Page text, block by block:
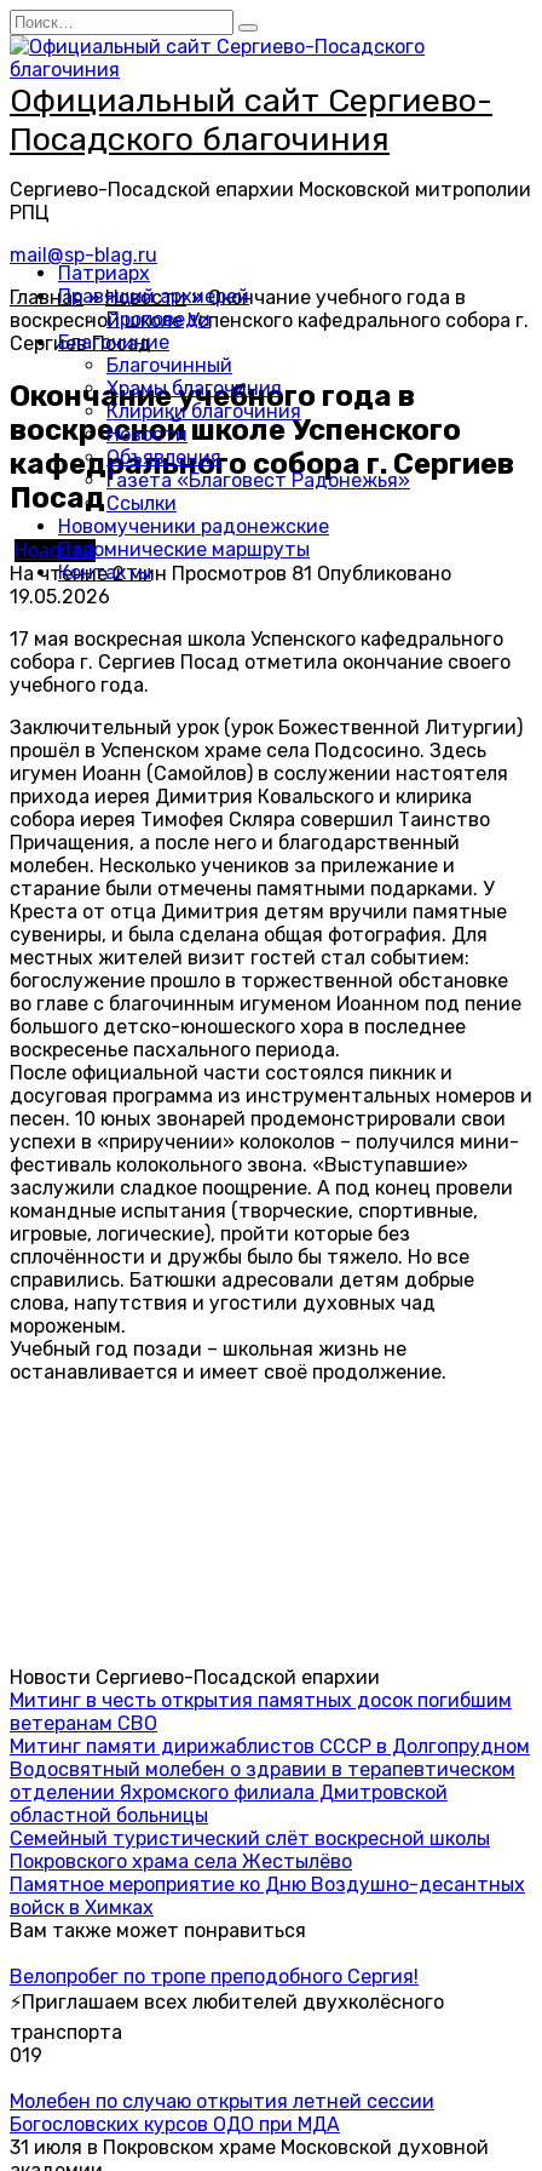
Перейти
к
содержанию
Search
for:
Официальный сайт Сергиево-
Посадского благочиния
Сергиево-Посадской епархии Московской митрополии
РПЦ
mail@sp-blag.ru
Патриарх
Правящий архиерей
Проповеди
Благочиние
Благочинный
Храмы благочиния
Клирики благочиния
Новости
Объявления
Газета «Благовест Радонежья»
Ссылки
Новомученики радонежские
Паломнические маршруты
Контакты
Главная » Новости » Окончание учебного года в
воскресной школе Успенского кафедрального собора г.
Сергиев Посад
Окончание учебного года в
воскресной школе Успенского
кафедрального собора г. Сергиев
Посад
Новости
На чтение2 мин Просмотров 81 Опубликовано
19.05.2026
17 мая воскресная школа Успенского кафедрального
собора г. Сергиев Посад отметила окончание своего
учебного года.
Заключительный урок (урок Божественной Литургии)
прошёл в Успенском храме села Подсосино. Здесь
игумен Иоанн (Самойлов) в сослужении настоятеля
прихода иерея Димитрия Ковальского и клирика
собора иерея Тимофея Скляра совершил Таинство
Причащения, а после него и благодарственный
молебен. Несколько учеников за прилежание и
старание были отмечены памятными подарками. У
Креста от отца Димитрия детям вручили памятные
сувениры, и была сделана общая фотография. Для
местных жителей визит гостей стал событием:
богослужение прошло в торжественной обстановке
во главе с благочинным игуменом Иоанном под пение
большого детско-юношеского хора в последнее
воскресенье пасхального периода.
После официальной части состоялся пикник и
досуговая программа из инструментальных номеров и
песен. 10 юных звонарей продемонстрировали свои
успехи в «приручении» колоколов – получился мини-
фестиваль колокольного звона. «Выступавшие»
заслужили сладкое поощрение. А под конец провели
командные испытания (творческие, спортивные,
игровые, логические), пройти которые без
сплочённости и дружбы было бы тяжело. Но все
справились. Батюшки адресовали детям добрые
слова, напутствия и угостили духовных чад
мороженым.
Учебный год позади – школьная жизнь не
останавливается и имеет своё продолжение.
Новости Сергиево-Посадской епархии
Митинг в честь открытия памятных досок погибшим
ветеранам СВО
Митинг памяти дирижаблистов СССР в Долгопрудном
Водосвятный молебен о здравии в терапевтическом
отделении Яхромского филиала Дмитровской
областной больницы
Семейный туристический слёт воскресной школы
Покровского храма села Жестылёво
Памятное мероприятие ко Дню Воздушно-десантных
войск в Химках
Вам также может понравиться
Велопробег по тропе преподобного Сергия!
⚡Приглашаем всех любителей двухколёсного
транспорта
019
Молебен по случаю открытия летней сессии
Богословских курсов ОДО при МДА
31 июля в Покровском храме Московской духовной